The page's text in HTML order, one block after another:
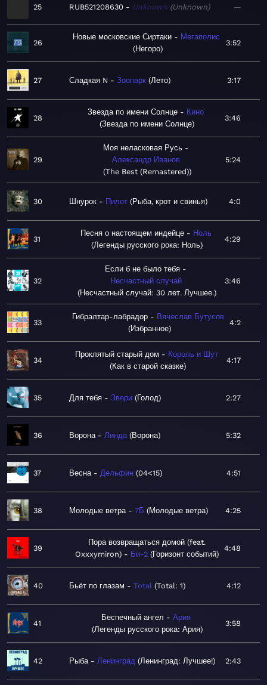
25 RUB521208630 Unknown Unknown —
26
Новые московские Сиртаки
Мегаполис
Негоро
3:52
27 Сладкая N Зоопарк Лето 3:17
28
Звезда по имени Солнце
Кино
Звезда по имени Солнце
3:46
29
Моя неласковая Русь
Александр Иванов
The Best (Remastered)
5:24
30 Шнурок Пилот Рыба, крот и свинья 4:0
31
Песня о настоящем индейце
Ноль
Легенды русского рока: Ноль
4:29
32
Если б не было тебя
Несчастный случай
Несчастный случай: 30 лет. Лучшее.
3:46
33
Гибралтар-лабрадор
Вячеслав Бутусов
Избранное
4:2
34
Проклятый старый дом
Король и Шут
Как в старой сказке
4:17
35 Для тебя Звери Голод 2:27
36 Ворона Линда Ворона 5:32
37 Весна Дельфин 04<15 4:51
38 Молодые ветра 7Б Молодые ветра 4:25
39
Пора возвращаться домой (feat.
Oxxxymiron)
Би-2 Горизонт событий
4:48
40 Бьёт по глазам Total Total: 1 4:12
41
Беспечный ангел
Ария
Легенды русского рока: Ария
3:58
42 Рыба Ленинград Ленинград: Лучшее! 2:43